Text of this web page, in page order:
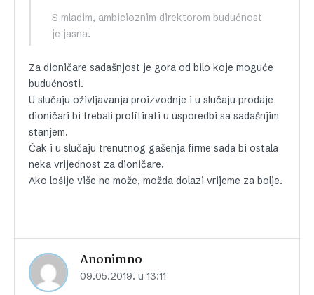
S mladim, ambicioznim direktorom budućnost
je jasna.
Za dioničare sadašnjost je gora od bilo koje moguće
budućnosti.
U slučaju oživljavanja proizvodnje i u slučaju prodaje
dioničari bi trebali profitirati u usporedbi sa sadašnjim
stanjem.
Čak i u slučaju trenutnog gašenja firme sada bi ostala
neka vrijednost za dioničare.
Ako lošije više ne može, možda dolazi vrijeme za bolje.
Anonimno
09.05.2019. u 13:11